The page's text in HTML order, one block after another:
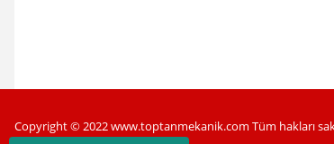
Copyright © 2022 www.toptanmekanik.com Tüm hakları